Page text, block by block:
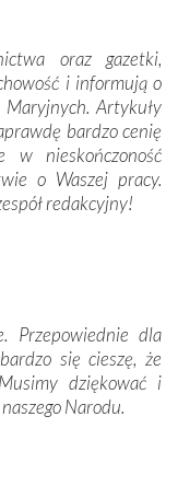
– Łucji
Franciszka Marto.
Drogę
odwiedziliśmy
świece
nam przez
otwartością
ludową sztukę i
od siebie bardzo
się obco.
Boża, ale też
w naszej
do historycznych
oraz gazetki,
i informują o
Artykuły
bardzo cenię
nieskończoność
o Waszej pracy.
redakcyjny!
Przepowiednie dla
się cieszę, że
dziękować i
Narodu.